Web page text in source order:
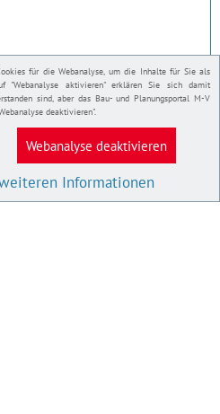
für die Webanalyse, um die Inhalte für Sie als
aktivieren" erklären Sie sich damit
sind, aber das Bau- und Planungsportal M-V
deaktivieren".
Webanalyse deaktivieren
Informationen